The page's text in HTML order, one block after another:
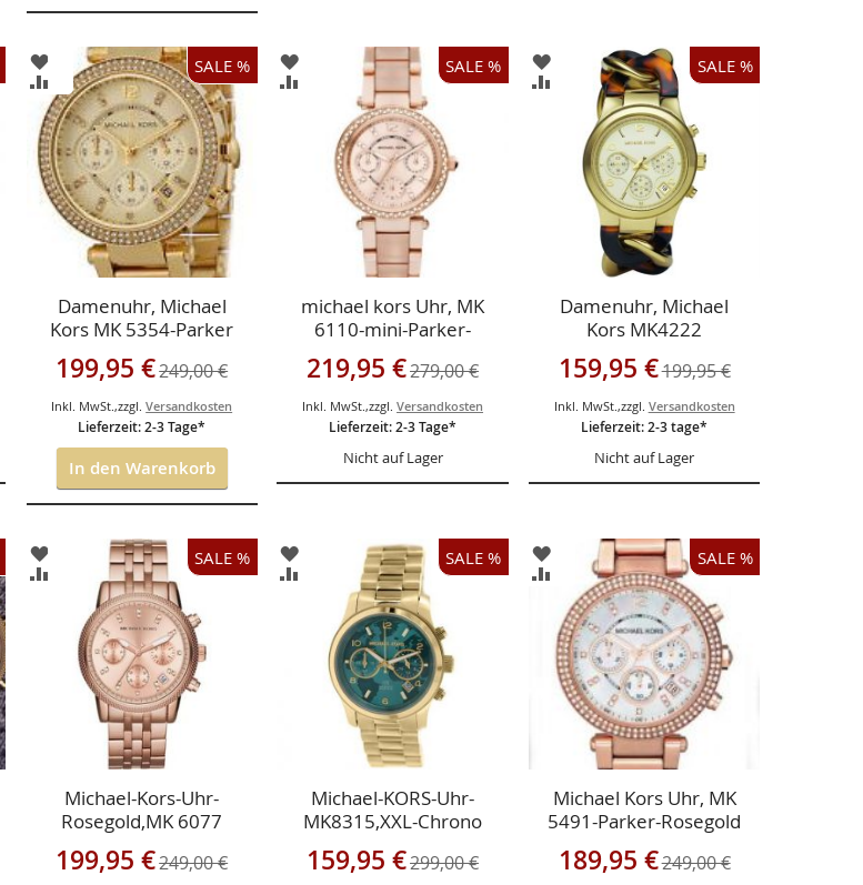
ZUR
WUNSCHLISTE
HINZUFÜGEN
ZUR
VERGLEICHSLISTE
HINZUFÜGEN
SALE %
Damenuhr, Michael
Kors MK 5354-Parker
Sonderangebot
199,95 €249,00 €
Inkl. MwSt.,zzgl.Versandkosten
Lieferzeit: 2-3 Tage*
In den Warenkorb
ZUR
WUNSCHLISTE
HINZUFÜGEN
VERGLEICHSLISTE
HINZUFÜGEN
SALE %
michael kors Uhr, MK
6110-mini-Parker-
Rosegold
Sonderangebot
219,95 €279,00 €
Inkl. MwSt.,zzgl.Versandkosten
Lieferzeit: 2-3 Tage*
Nicht auf Lager
ZUR
WUNSCHLISTE
HINZUFÜGEN
ZUR
VERGLEICHSLISTE
HINZUFÜGEN
SALE %
Damenuhr, Michael
Kors MK4222
Sonderangebot
159,95 €199,95 €
Inkl. MwSt.,zzgl. Versandkosten
Lieferzeit: 2-3 tage*
Nicht auf Lager
ZUR
WUNSCHLISTE
HINZUFÜGEN
ZUR
VERGLEICHSLISTE
HINZUFÜGEN
SALE %
Michael-Kors-Uhr-
Rosegold,MK 6077
Sonderangebot
199,95 €249,00 €
ZUR
WUNSCHLISTE
HINZUFÜGEN
VERGLEICHSLISTE
HINZUFÜGEN
SALE %
Michael-KORS-Uhr-
MK8315,XXL-Chrono
Sonderangebot
159,95 €299,00 €
ZUR
WUNSCHLISTE
HINZUFÜGEN
ZUR
VERGLEICHSLISTE
HINZUFÜGEN
SALE %
Michael Kors Uhr, MK
5491-Parker-Rosegold
Sonderangebot
189,95 €249,00 €